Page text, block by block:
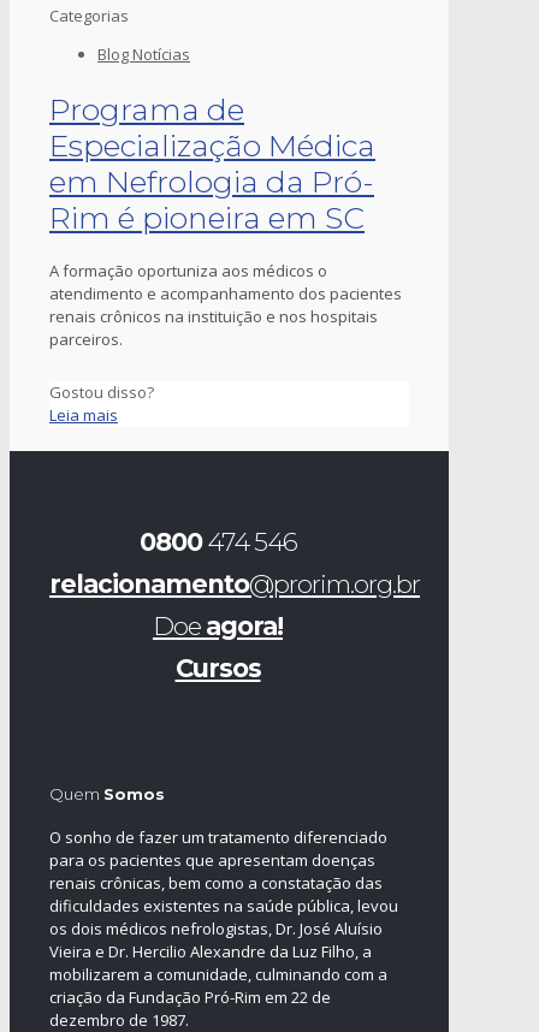
Categorias
Blog Notícias
Programa de
Especialização Médica
em Nefrologia da Pró-
Rim é pioneira em SC
A formação oportuniza aos médicos o
atendimento e acompanhamento dos pacientes
renais crônicos na instituição e nos hospitais
parceiros.
Gostou disso?
Leia mais
0800474 546
relacionamento@prorim.org.br
Doe agora!
Cursos
Quem Somos
O sonho de fazer um tratamento diferenciado
para os pacientes que apresentam doenças
renais crônicas, bem como a constatação das
dificuldades existentes na saúde pública, levou
os dois médicos nefrologistas, Dr. José Aluísio
Vieira e Dr. Hercilio Alexandre da Luz Filho, a
mobilizarem a comunidade, culminando com a
criação da Fundação Pró-Rim em 22 de
dezembro de 1987.